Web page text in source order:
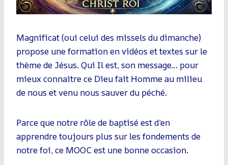
Magnificat (oui celui des missels du dimanche)
propose une formation en vidéos et textes sur le
thème de Jésus. Qui Il est, son message… pour
mieux connaitre ce Dieu fait Homme au milieu
de nous et venu nous sauver du péché.
Parce que notre rôle de baptisé est d’en
apprendre toujours plus sur les fondements de
notre foi, ce MOOC est une bonne occasion.